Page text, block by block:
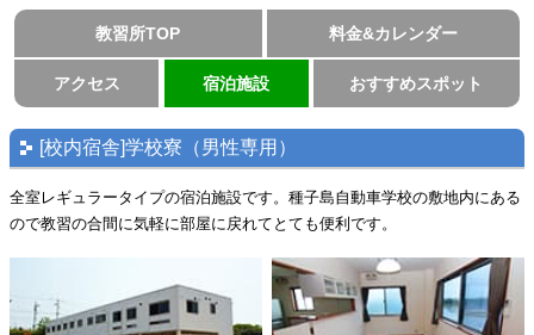
教習所TOP 料金&カレンダー
アクセス 宿泊施設 おすすめスポット
[校内宿舎]学校寮（男性専用）
全室レギュラータイプの宿泊施設です。種子島自動車学校の敷地内にある
ので教習の合間に気軽に部屋に戻れてとても便利です。